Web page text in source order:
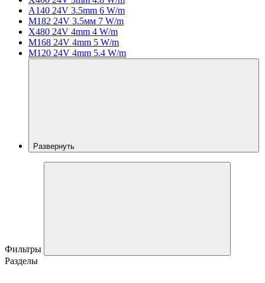
A140 24V 3.5mm 6 W/m
M182 24V 3.5мм 7 W/m
X480 24V 4mm 4 W/m
M168 24V 4mm 5 W/m
M120 24V 4mm 5.4 W/m
Развернуть
Фильтры
Разделы